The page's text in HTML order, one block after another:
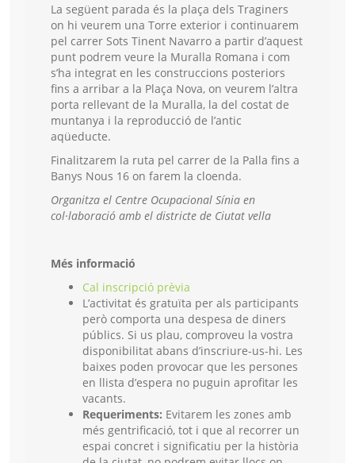
La següent parada és la plaça dels Traginers
on hi veurem una Torre exterior i continuarem
pel carrer Sots Tinent Navarro a partir d’aquest
punt podrem veure la Muralla Romana i com
s’ha integrat en les construccions posteriors
fins a arribar a la Plaça Nova, on veurem l’altra
porta rellevant de la Muralla, la del costat de
muntanya i la reproducció de l’antic
aqüeducte.
Finalitzarem la ruta pel carrer de la Palla fins a
Banys Nous 16 on farem la cloenda.
Organitza el Centre Ocupacional Sínia en
col·laboració amb el districte de Ciutat vella
Més informació
Cal inscripció prèvia
L’activitat és gratuïta per als participants
però comporta una despesa de diners
públics. Si us plau, comproveu la vostra
disponibilitat abans d’inscriure-us-hi. Les
baixes poden provocar que les persones
en llista d’espera no puguin aprofitar les
vacants.
Requeriments: Evitarem les zones amb
més gentrificació, tot i que al recorrer un
espai concret i significatiu per la història